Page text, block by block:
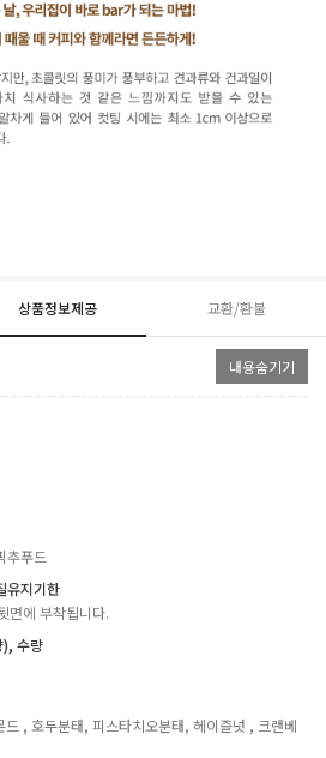
상품정보제공 교환/환불
내용숨기기
추푸드
유지기한
면에 부착됩니다.
), 수량
, 호두분태, 피스타치오분태, 헤이즐넛 , 크랜베